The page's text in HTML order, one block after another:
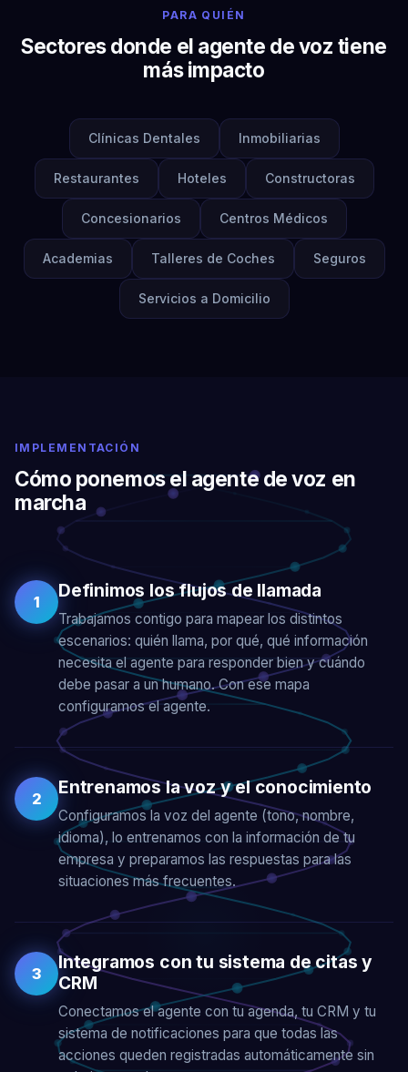
PARA QUIÉN
Sectores donde el agente de voz tiene
más impacto
Clínicas Dentales Inmobiliarias
Restaurantes Hoteles Constructoras
Concesionarios Centros Médicos
Academias Talleres de Coches Seguros
Servicios a Domicilio
IMPLEMENTACIÓN
Cómo ponemos el agente de voz en
marcha
1
Definimos los flujos de llamada
Trabajamos contigo para mapear los distintos
escenarios: quién llama, por qué, qué información
necesita el agente para responder bien y cuándo
debe pasar a un humano. Con ese mapa
configuramos el agente.
2
Entrenamos la voz y el conocimiento
Configuramos la voz del agente (tono, nombre,
idioma), lo entrenamos con la información de tu
empresa y preparamos las respuestas para las
situaciones más frecuentes.
3
Integramos con tu sistema de citas y
CRM
Conectamos el agente con tu agenda, tu CRM y tu
sistema de notificaciones para que todas las
acciones queden registradas automáticamente sin